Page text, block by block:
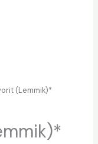
(Lemmik)*